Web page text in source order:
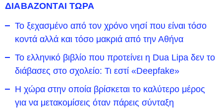
ΔΙΑΒΑΖΟΝΤΑΙ ΤΩΡΑ
To ξεχασμένο από τον χρόνο νησί που είναι τόσο
κοντά αλλά και τόσο μακριά από την Αθήνα
Το ελληνικό βιβλίο που προτείνει η Dua Lipa δεν το
διάβασες στο σχολείο: Τι εστί «Deepfake»
Η χώρα στην οποία βρίσκεται το καλύτερο μέρος
για να μετακομίσεις όταν πάρεις σύνταξη